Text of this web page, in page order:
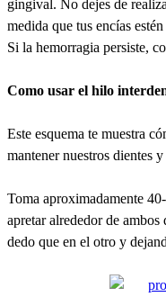
gingival. No dejes de
medida que tus encías
Si la hemorragia persiste,
Como usar el hilo
Este esquema te muestra
mantener nuestros dientes y
Toma aproximadamente
apretar alrededor de
dedo que en el otro y